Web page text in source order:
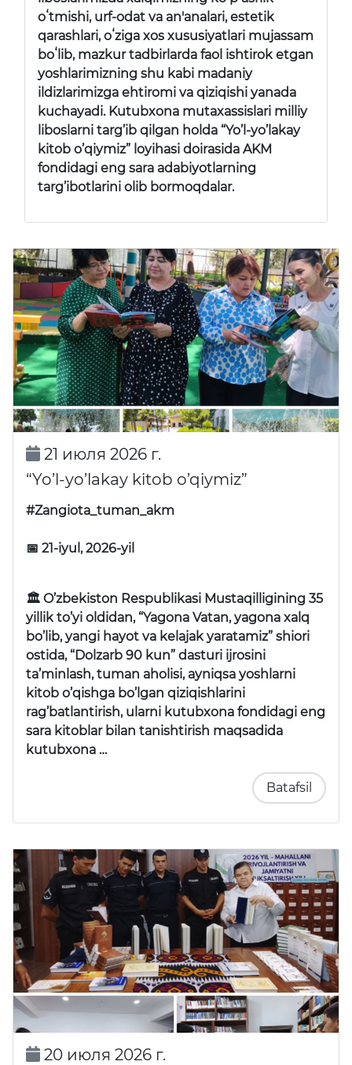
oʻtmishi, urf-odat va an'analari, estetik
qarashlari, oʻziga xos xususiyatlari mujassam
boʻlib, mazkur tadbirlarda faol ishtirok etgan
yoshlarimizning shu kabi madaniy
ildizlarimizga ehtiromi va qiziqishi yanada
kuchayadi. Kutubxona mutaxassislari milliy
liboslarni targ’ib qilgan holda “Yo’l-yo’lakay
kitob o’qiymiz” loyihasi doirasida AKM
fondidagi eng sara adabiyotlarning
targ’ibotlarini olib bormoqdalar.
21 июля 2026 г.
“Yo’l-yo’lakay kitob o’qiymiz”
#Zangiota_tuman_akm
📅 21-iyul, 2026-yil
🏛 O’zbekiston Respublikasi Mustaqilligining 35
yillik to’yi oldidan, “Yagona Vatan, yagona xalq
bo’lib, yangi hayot va kelajak yaratamiz” shiori
ostida, “Dolzarb 90 kun” dasturi ijrosini
ta’minlash, tuman aholisi, ayniqsa yoshlarni
kitob o’qishga bo’lgan qiziqishlarini
rag’batlantirish, ularni kutubxona fondidagi eng
sara kitoblar bilan tanishtirish maqsadida
kutubxona …
Batafsil
20 июля 2026 г.